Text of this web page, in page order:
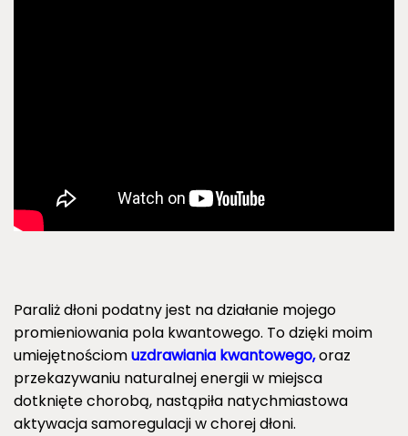
Paraliż dłoni podatny jest na działanie mojego
promieniowania pola kwantowego. To dzięki moim
umiejętnościomuzdrawiania kwantowego,oraz
przekazywaniu naturalnej energii w miejsca
dotknięte chorobą, nastąpiła natychmiastowa
aktywacja samoregulacji w chorej dłoni.